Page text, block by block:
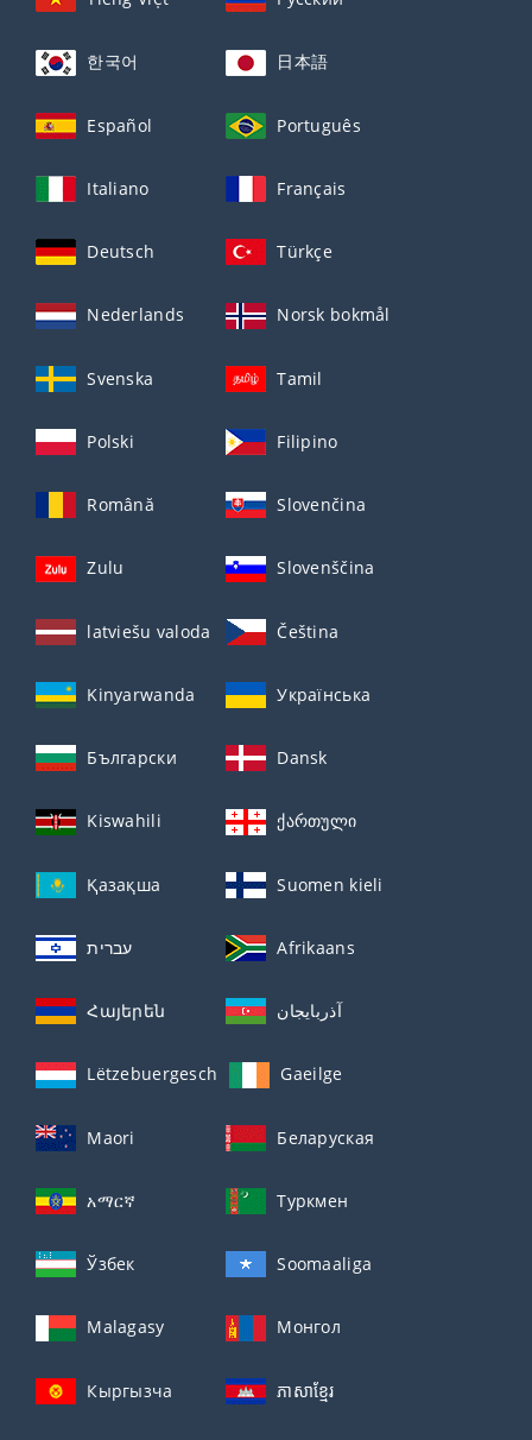
한국어 日本語
Español Português
Italiano Français
Deutsch Türkçe
Nederlands Norsk bokmål
Svenska Tamil
Polski Filipino
Română Slovenčina
Zulu Slovenščina
latviešu valoda Čeština
Kinyarwanda Українська
Български Dansk
Kiswahili ქართული
Қазақша Suomen kieli
עברית Afrikaans
Հայերեն آذربايجان
Lëtzebuergesch Gaeilge
Maori Беларуская
አማርኛ Туркмен
Ўзбек Soomaaliga
Malagasy Монгол
Кыргызча ភាសាខ្មែរ